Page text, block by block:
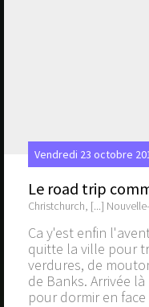
Vendredi 23 octobre
Le road trip
Christchurch, [...]
Ca y'est enfin
quitte la ville pour
verdures, de
de Banks. Arrivée
pour dormir en face